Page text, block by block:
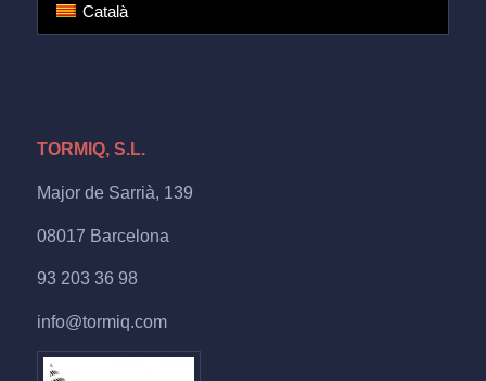
Català
TORMIQ, S.L.
Major de Sarrià, 139
08017 Barcelona
93 203 36 98
info@tormiq.com